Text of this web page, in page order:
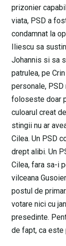
prizonier
viata, PSD a
condamnat la
Iliescu sa
Johannis si sa
patrulea, pe
personale,
foloseste doar
culoarul creat
stingii nu ar
Cilea. Un PSD
drept alibi. Un
Cilea, fara sa-i
vilceana
postul de
votare nici cu
presedinte.
de fapt, ca este